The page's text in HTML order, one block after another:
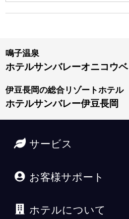
鳴子温泉
ホテルサンバレーオニコウベ
伊豆長岡の総合リゾートホテル
ホテルサンバレー伊豆長岡
サービス
お客様サポート
ホテルについて